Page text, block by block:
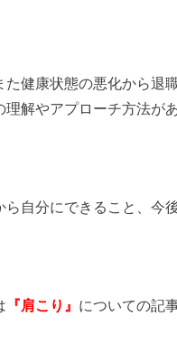
た健康状態の悪化から退
解やアプローチ方法が
自分にできること、今
『肩こり』 についての記